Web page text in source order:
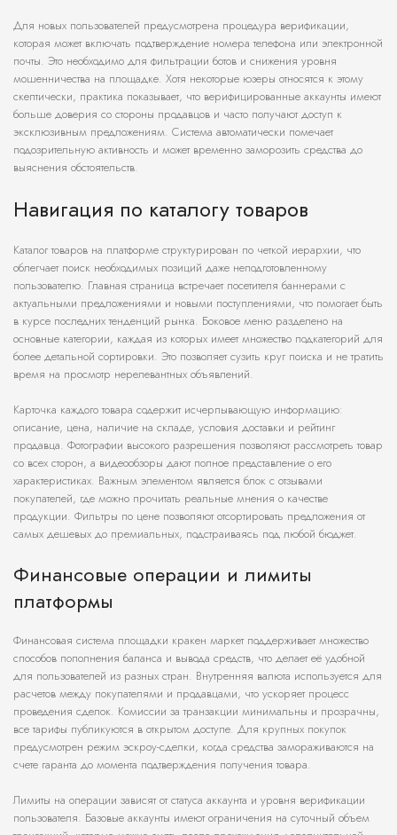
Для новых пользователей предусмотрена процедура верификации,
которая может включать подтверждение номера телефона или электронной
почты. Это необходимо для фильтрации ботов и снижения уровня
мошенничества на площадке. Хотя некоторые юзеры относятся к этому
скептически, практика показывает, что верифицированные аккаунты имеют
больше доверия со стороны продавцов и часто получают доступ к
эксклюзивным предложениям. Система автоматически помечает
подозрительную активность и может временно заморозить средства до
выяснения обстоятельств.
Навигация по каталогу товаров
Каталог товаров на платформе структурирован по четкой иерархии, что
облегчает поиск необходимых позиций даже неподготовленному
пользователю. Главная страница встречает посетителя баннерами с
актуальными предложениями и новыми поступлениями, что помогает быть
в курсе последних тенденций рынка. Боковое меню разделено на
основные категории, каждая из которых имеет множество подкатегорий для
более детальной сортировки. Это позволяет сузить круг поиска и не тратить
время на просмотр нерелевантных объявлений.
Карточка каждого товара содержит исчерпывающую информацию:
описание, цена, наличие на складе, условия доставки и рейтинг
продавца. Фотографии высокого разрешения позволяют рассмотреть товар
со всех сторон, а видеообзоры дают полное представление о его
характеристиках. Важным элементом является блок с отзывами
покупателей, где можно прочитать реальные мнения о качестве
продукции. Фильтры по цене позволяют отсортировать предложения от
самых дешевых до премиальных, подстраиваясь под любой бюджет.
Финансовые операции и лимиты
платформы
Финансовая система площадки кракен маркет поддерживает множество
способов пополнения баланса и вывода средств, что делает её удобной
для пользователей из разных стран. Внутренняя валюта используется для
расчетов между покупателями и продавцами, что ускоряет процесс
проведения сделок. Комиссии за транзакции минимальны и прозрачны,
все тарифы публикуются в открытом доступе. Для крупных покупок
предусмотрен режим эскроу-сделки, когда средства замораживаются на
счете гаранта до момента подтверждения получения товара.
Лимиты на операции зависят от статуса аккаунта и уровня верификации
пользователя. Базовые аккаунты имеют ограничения на суточный объем